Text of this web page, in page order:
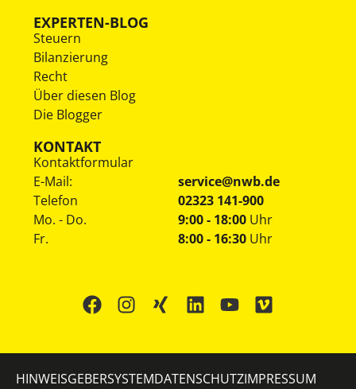
EXPERTEN-BLOG
Steuern
Bilanzierung
Recht
Über diesen Blog
Die Blogger
KONTAKT
Kontaktformular
E-Mail:
service@nwb.de
Telefon
02323 141-900
Mo. - Do.
Fr.
9:00 - 18:00 Uhr
8:00 - 16:30 Uhr
HINWEISGEBERSYSTEMDATENSCHUTZIMPRESSUM